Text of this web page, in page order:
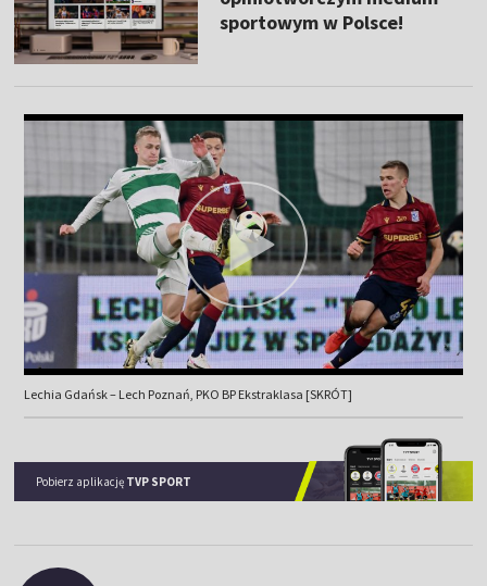
sportowym w Polsce!
Lechia Gdańsk – Lech Poznań, PKO BP Ekstraklasa [SKRÓT]
Pobierz aplikację TVP SPORT